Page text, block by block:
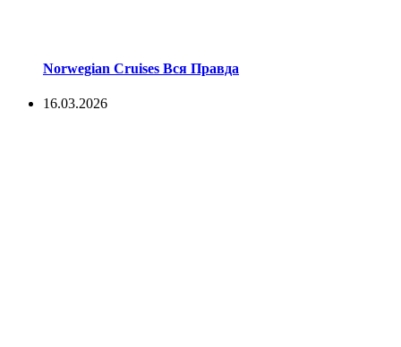
Norwegian Cruises Вся Правда
16.03.2026